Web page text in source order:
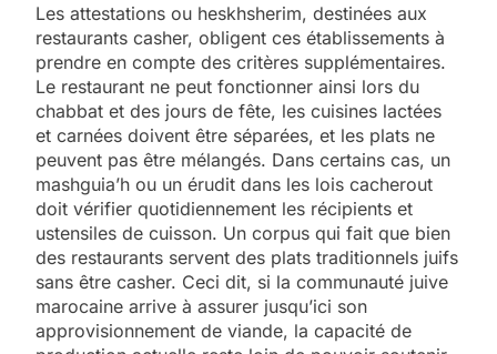
Les attestations ou heskhsherim, destinées aux
restaurants casher, obligent ces établissements à
prendre en compte des critères supplémentaires.
Le restaurant ne peut fonctionner ainsi lors du
chabbat et des jours de fête, les cuisines lactées
et carnées doivent être séparées, et les plats ne
peuvent pas être mélangés. Dans certains cas, un
mashguia’h ou un érudit dans les lois cacherout
doit vérifier quotidiennement les récipients et
ustensiles de cuisson. Un corpus qui fait que bien
des restaurants servent des plats traditionnels juifs
sans être casher. Ceci dit, si la communauté juive
marocaine arrive à assurer jusqu’ici son
approvisionnement de viande, la capacité de